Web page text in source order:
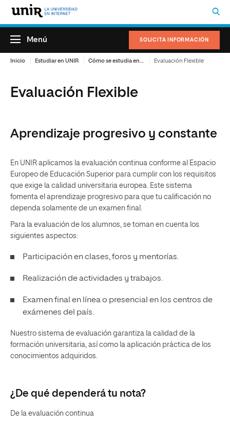
SOLICITA INFORMACIÓN
Menú
Inicio Estudiar en UNIR Evaluación Flexible
Evaluación Flexible
Aprendizaje progresivo y constante
En UNIR aplicamos la evaluación continua conforme al Espacio
Europeo de Educación Superior para cumplir con los requisitos
que exige la calidad universitaria europea. Este sistema
fomenta el aprendizaje progresivo para que tu calificación no
dependa solamente de un examen final.
Para la evaluación de los alumnos, se toman en cuenta los
siguientes aspectos:
Participación en clases, foros y mentorías.
Realización de actividades y trabajos.
Examen final en línea o presencial en los centros de
exámenes del país.
Nuestro sistema de evaluación garantiza la calidad de la
formación universitaria, así como la aplicación práctica de los
conocimientos adquiridos.
¿De qué dependerá tu nota?
De la evaluación continua